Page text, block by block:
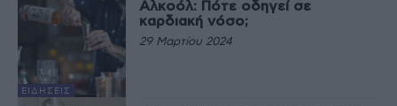
ΕΙΔΉΣΕΙΣ
Αλκοόλ: Πότε οδηγεί σε
καρδιακή νόσο;
29 Μαρτίου 2024